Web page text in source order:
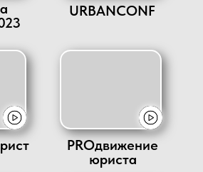
PROдвижение
юриста
URBANCONF